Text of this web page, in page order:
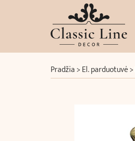
Pradžia>El. parduotuvė>